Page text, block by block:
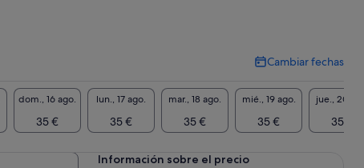
Cambiar fechas
Cambiar
dom., 16 ago.
35 €
lun., 17 ago.
35 €
mar., 18 ago.
35 €
mié., 19 ago.
35 €
jue., 20 ago.
35 €
Información sobre el precio